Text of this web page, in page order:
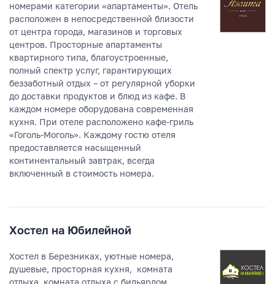
номерами категории «апартаменты». Отель
расположен в непосредственной близости
от центра города, магазинов и торговых
центров. Просторные апартаменты
квартирного типа, благоустроенные,
полный спектр услуг, гарантирующих
беззаботный отдых – от регулярной уборки
до доставки продуктов и блюд из кафе. В
каждом номере оборудована современная
кухня. При отеле расположено кафе-гриль
«Гоголь-Моголь». Каждому гостю отеля
предоставляется насыщенный
континентальный завтрак, всегда
включенный в стоимость номера.
Хостел на Юбилейной
Хостел в Березниках, уютные номера,
душевые, просторная кухня, комната
отдыха, комната отдыха с бильярдом.